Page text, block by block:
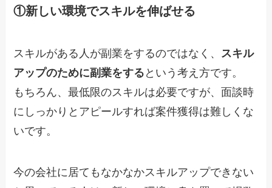
①新しい環境でスキルを伸ばせる
スキルがある人が副業をするのではなく、 スキル
アップのために副業をする という考え方です。
もちろん、最低限のスキルは必要ですが、面談時
にしっかりとアピールすれば案件獲得は難しくな
いです。
今の会社に居てもなかなかスキルアップできない